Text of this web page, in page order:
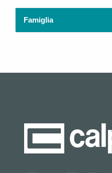
Famiglia